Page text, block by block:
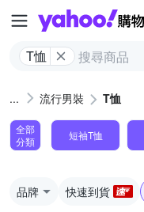
T恤
流行男裝 T恤
全部
分類
短袖T恤
品牌 快速到貨